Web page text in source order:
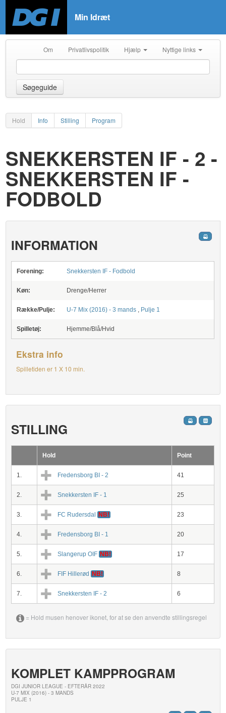
Min Idræt
Om Privatlivspolitik Hjælp Nyttige links
Søgeguide
Hold Info Stilling Program
SNEKKERSTEN IF - 2 -
SNEKKERSTEN IF -
FODBOLD
INFORMATION
Forening: Snekkersten IF - Fodbold
Køn: Drenge/Herrer
Række/Pulje: U-7 Mix (2016) - 3 mands , Pulje 1
Spilletøj: Hjemme/Blå/Hvid
Ekstra info
Spilletiden er 1 X 10 min.
STILLING
Hold Point
1. Fredensborg BI - 2 41
2. Snekkersten IF - 1 25
3. FC Rudersdal NB! 23
4. Fredensborg BI - 1 20
5. Slangerup OIF NB! 17
6. FIF Hillerød NB! 8
7. Snekkersten IF - 2 6
= Hold musen henover ikonet, for at se den anvendte stillingsregel
KOMPLET KAMPPROGRAM
DGI JUNIOR LEAGUE - EFTERÅR 2022
U-7 MIX (2016) - 3 MANDS
PULJE 1